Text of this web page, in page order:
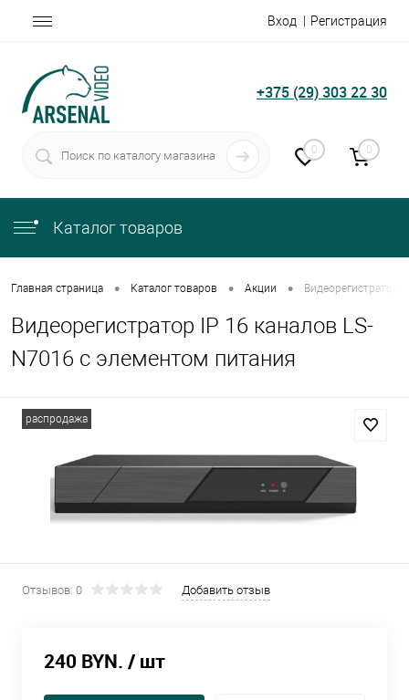
Вход Регистрация
+375 (29) 303 22 30
0 0
Каталог товаров
Главная страница • Каталог товаров • Акции • Видеорегистратор
Видеорегистратор IP 16 каналов LS-
N7016 с элементом питания
распродажа
Отзывов: 0 Добавить отзыв
240 BYN. / шт